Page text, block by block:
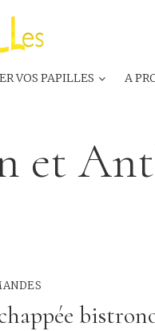
VOS PAPILLES A
et